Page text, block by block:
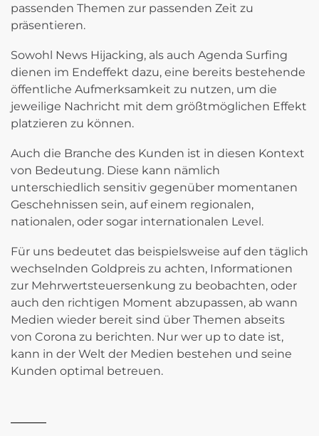
passenden Themen zur passenden Zeit zu
präsentieren.
Sowohl News Hijacking, als auch Agenda Surfing
dienen im Endeffekt dazu, eine bereits bestehende
öffentliche Aufmerksamkeit zu nutzen, um die
jeweilige Nachricht mit dem größtmöglichen Effekt
platzieren zu können.
Auch die Branche des Kunden ist in diesen Kontext
von Bedeutung. Diese kann nämlich
unterschiedlich sensitiv gegenüber momentanen
Geschehnissen sein, auf einem regionalen,
nationalen, oder sogar internationalen Level.
Für uns bedeutet das beispielsweise auf den täglich
wechselnden Goldpreis zu achten, Informationen
zur Mehrwertsteuersenkung zu beobachten, oder
auch den richtigen Moment abzupassen, ab wann
Medien wieder bereit sind über Themen abseits
von Corona zu berichten. Nur wer up to date ist,
kann in der Welt der Medien bestehen und seine
Kunden optimal betreuen.